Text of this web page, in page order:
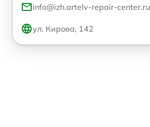
info@izh.artelv-repair-center.ru
ул. Кирова, 142